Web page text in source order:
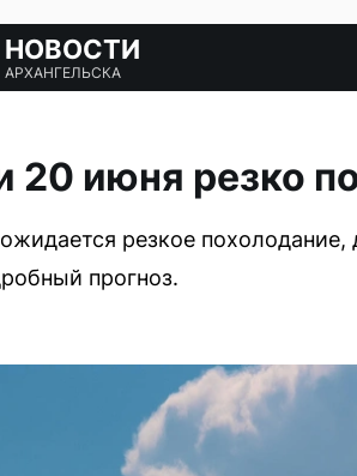
НОВОСТИ
АРХАНГЕЛЬСКА
20 июня резко
резкое
прогноз.